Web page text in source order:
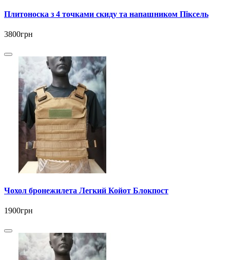
Плитоноска з 4 точками скиду та напашником Піксель
3800грн
Чохол бронежилета Легкий Койот Блокпост
1900грн